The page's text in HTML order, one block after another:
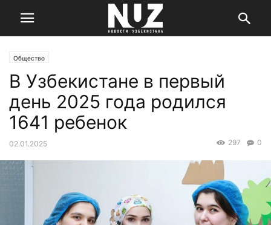
Общество
В Узбекистане в первый
день 2025 года родился
1641 ребенок
02.01.2025 0
297